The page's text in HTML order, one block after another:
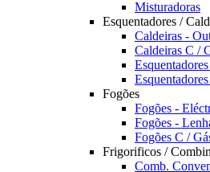
Misturadoras
Esquentadores /
Caldeiras -
Caldeiras C /
Fogões
Fogões -
Fogões -
Fogões C /
Frigorificos /
Comb.